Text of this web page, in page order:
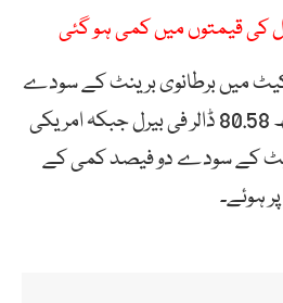
کی قیمتوں میں کمی ہو گئی
میں برطانوی برینٹ کے سودے
ایک فیصد کمی کے ساتھ 80.58 ڈالر فی بیرل جبکہ امریکی
کے سودے دو فیصد کمی کے